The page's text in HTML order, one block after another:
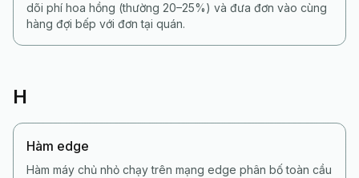
dõi phí hoa hồng (thường 20–25%) và đưa đơn vào cùng
hàng đợi bếp với đơn tại quán.
H
Hàm edge
Hàm máy chủ nhỏ chạy trên mạng edge phân bố toàn cầu